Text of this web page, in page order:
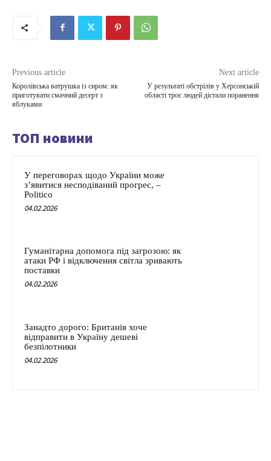
Previous article
Королівська ватрушка із сиром: як
приготувати смачний десерт з
яблуками
Next article
У результаті обстрілів у Херсонській
області троє людей дістали поранення
ТОП новини
У переговорах щодо України може
з’явитися несподіваний прогрес, –
Politico
04.02.2026
Гуманітарна допомога під загрозою: як
атаки РФ і відключення світла зривають
поставки
04.02.2026
Занадто дорого: Британія хоче
відправити в Україну дешеві
безпілотники
04.02.2026